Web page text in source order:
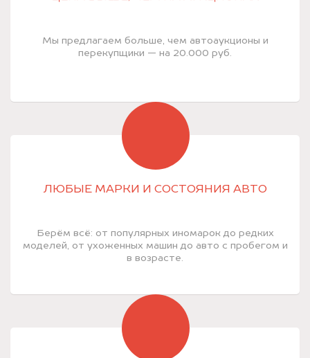
Мы предлагаем больше, чем автоаукционы и
перекупщики — на 20.000 руб.
ЛЮБЫЕ МАРКИ И СОСТОЯНИЯ АВТО
Берём всё: от популярных иномарок до редких
моделей, от ухоженных машин до авто с пробегом и
в возрасте.